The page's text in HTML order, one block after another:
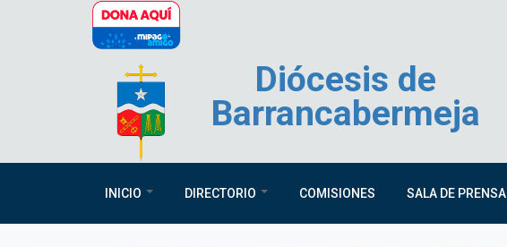
Pasar al contenido principal
Diócesis de
Barrancabermeja
INICIO DIRECTORIO COMISIONES SALA DE PRENSA